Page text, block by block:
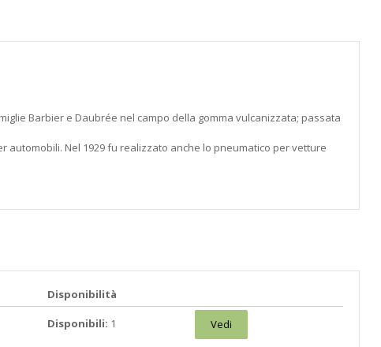
Barbier e Daubrée nel campo della gomma vulcanizzata; passata
automobili. Nel 1929 fu realizzato anche lo pneumatico per vetture
Disponibilità
Disponibili: 1 Vedi